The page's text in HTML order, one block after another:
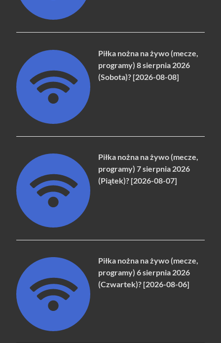
Piłka nożna na żywo (mecze,
programy) 8 sierpnia 2026
(Sobota)? [2026-08-08]
Piłka nożna na żywo (mecze,
programy) 7 sierpnia 2026
(Piątek)? [2026-08-07]
Piłka nożna na żywo (mecze,
programy) 6 sierpnia 2026
(Czwartek)? [2026-08-06]